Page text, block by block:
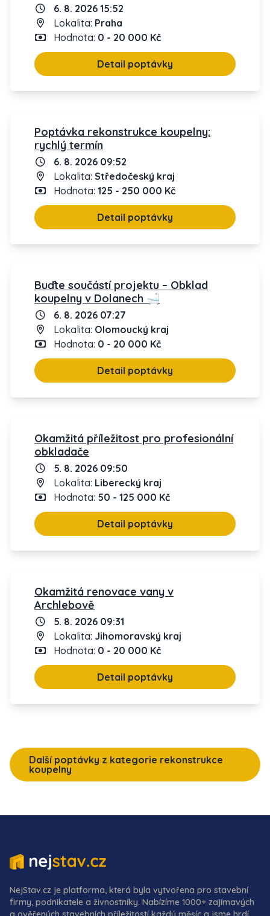
6. 8. 2026 15:52
Lokalita: Praha
Hodnota: 0 - 20 000 Kč
Detail poptávky
Poptávka rekonstrukce koupelny:
rychlý termín
6. 8. 2026 09:52
Lokalita: Středočeský kraj
Hodnota: 125 - 250 000 Kč
Detail poptávky
Buďte součástí projektu – Obklad
koupelny v Dolanech 🛁
6. 8. 2026 07:27
Lokalita: Olomoucký kraj
Hodnota: 0 - 20 000 Kč
Detail poptávky
Okamžitá příležitost pro profesionální
obkladače
5. 8. 2026 09:50
Lokalita: Liberecký kraj
Hodnota: 50 - 125 000 Kč
Detail poptávky
Okamžitá renovace vany v
Archlebově
5. 8. 2026 09:31
Lokalita: Jihomoravský kraj
Hodnota: 0 - 20 000 Kč
Detail poptávky
Další poptávky z kategorie rekonstrukce
koupelny
NejStav.cz je platforma, která byla vytvořena pro stavební
firmy, podnikatele a živnostníky. Nabízíme 1000+ zajímavých